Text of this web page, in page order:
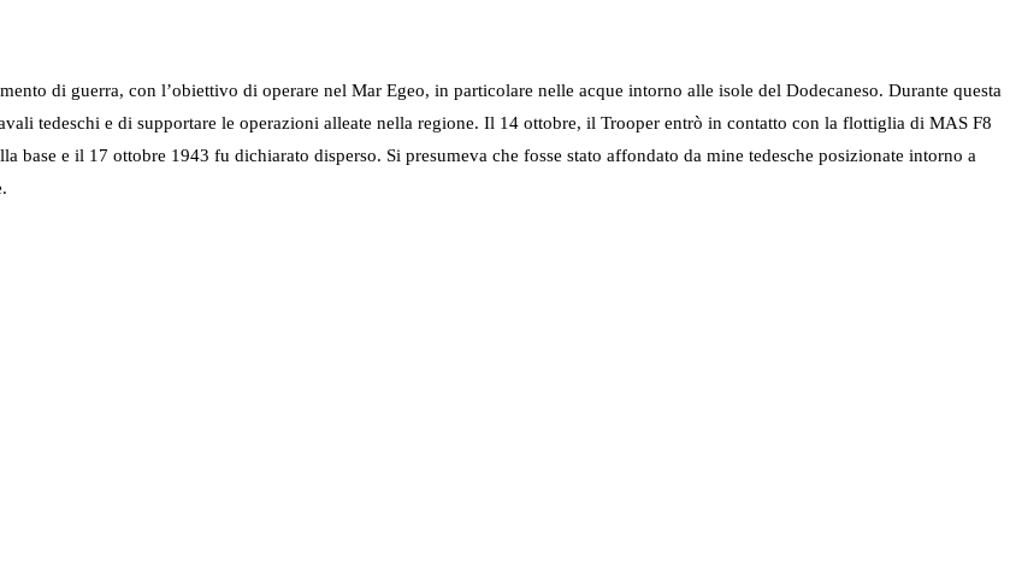
di guerra, con l’obiettivo di operare nel Mar Egeo, in particolare nelle acque intorno alle isole del Dodecaneso. Durante questa
tedeschi e di supportare le operazioni alleate nella regione. Il 14 ottobre, il Trooper entrò in contatto con la flottiglia di MAS F8
e il 17 ottobre 1943 fu dichiarato disperso. Si presumeva che fosse stato affondato da mine tedesche posizionate intorno a